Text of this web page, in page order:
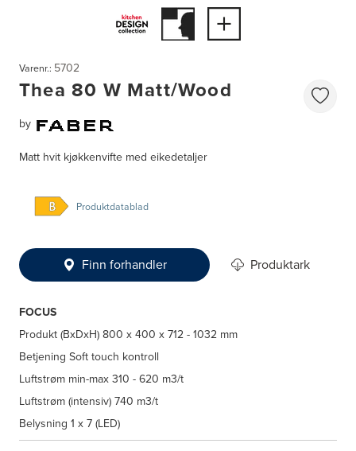
Varenr.: 5702
Thea 80 W Matt/Wood
by
Matt hvit kjøkkenvifte med eikedetaljer
Produktdatablad
Finn forhandler Produktark
FOCUS
Produkt (BxDxH)800 x 400 x 712 - 1032 mm
Betjening Soft touch kontroll
Luftstrøm min-max310 - 620 m3/t
Luftstrøm (intensiv)740 m3/t
Belysning 1 x 7 (LED)